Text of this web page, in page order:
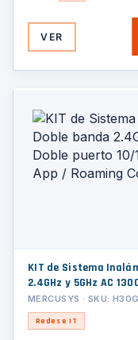
VER
KIT de Sistema
2.4GHz y 5GHz AC
Mbps / Control vía
MERCUSYS · SKU:
Redes e IT